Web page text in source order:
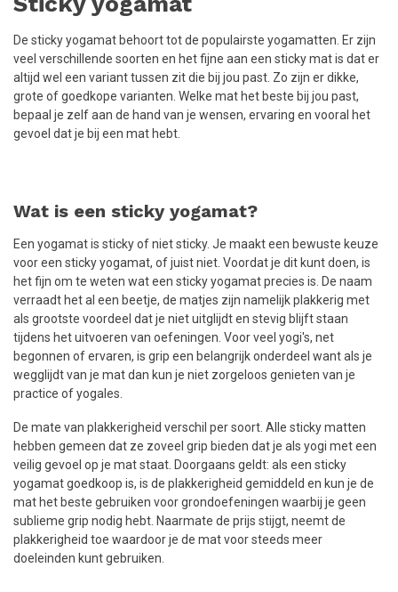
De sticky yogamat behoort tot de populairste yogamatten. Er zijn
veel verschillende soorten en het fijne aan een sticky mat is dat er
altijd wel een variant tussen zit die bij jou past. Zo zijn er dikke,
grote of goedkope varianten. Welke mat het beste bij jou past,
bepaal je zelf aan de hand van je wensen, ervaring en vooral het
gevoel dat je bij een mat hebt.
Wat is een sticky yogamat?
Een yogamat is sticky of niet sticky. Je maakt een bewuste keuze
voor een sticky yogamat, of juist niet. Voordat je dit kunt doen, is
het fijn om te weten wat een sticky yogamat precies is. De naam
verraadt het al een beetje, de matjes zijn namelijk plakkerig met
als grootste voordeel dat je niet uitglijdt en stevig blijft staan
tijdens het uitvoeren van oefeningen. Voor veel yogi's, net
begonnen of ervaren, is grip een belangrijk onderdeel want als je
wegglijdt van je mat dan kun je niet zorgeloos genieten van je
practice of yogales.
De mate van plakkerigheid verschil per soort. Alle sticky matten
hebben gemeen dat ze zoveel grip bieden dat je als yogi met een
veilig gevoel op je mat staat. Doorgaans geldt: als een sticky
yogamat goedkoop is, is de plakkerigheid gemiddeld en kun je de
mat het beste gebruiken voor grondoefeningen waarbij je geen
sublieme grip nodig hebt. Naarmate de prijs stijgt, neemt de
plakkerigheid toe waardoor je de mat voor steeds meer
doeleinden kunt gebruiken.